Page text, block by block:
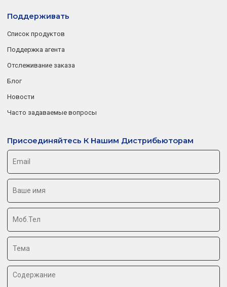
Поддерживать
Список продуктов
Поддержка агента
Отслеживание заказа
Блог
Новости
Часто задаваемые вопросы
Присоединяйтесь К Нашим Дистрибьюторам